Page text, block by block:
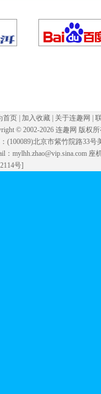
首页 加入收藏 关于连趣网
© 2002-2026 连趣网 版权
(100089)北京市紫竹院路33号
：mylhh.zhao@vip.sina.com
号]